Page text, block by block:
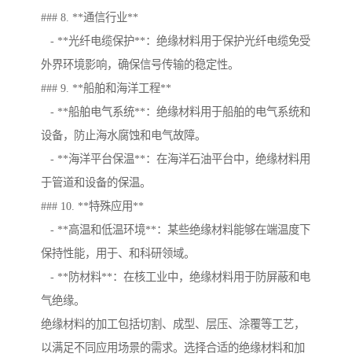
### 8. **通信行业**
- **光纤电缆保护**：绝缘材料用于保护光纤电缆免受
外界环境影响，确保信号传输的稳定性。
### 9. **船舶和海洋工程**
- **船舶电气系统**：绝缘材料用于船舶的电气系统和
设备，防止海水腐蚀和电气故障。
- **海洋平台保温**：在海洋石油平台中，绝缘材料用
于管道和设备的保温。
### 10. **特殊应用**
- **高温和低温环境**：某些绝缘材料能够在端温度下
保持性能，用于、和科研领域。
- **防材料**：在核工业中，绝缘材料用于防屏蔽和电
气绝缘。
绝缘材料的加工包括切割、成型、层压、涂覆等工艺，
以满足不同应用场景的需求。选择合适的绝缘材料和加